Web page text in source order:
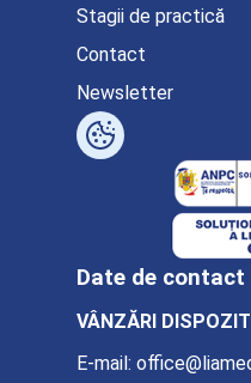
Date de contact
VÂNZĂRI
E-mail:
Stagii de practică
Contact
Newsletter